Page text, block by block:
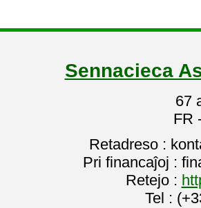
Sennacieca
67
FR
Retadreso :
Pri financaĵoj :
Retejo :
Tel :